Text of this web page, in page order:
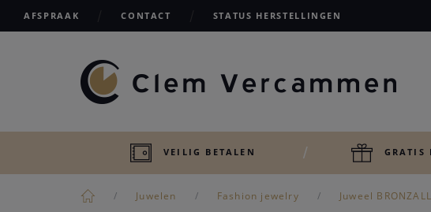
AFSPRAAK CONTACT STATUS HERSTELLINGEN
VEILIG BETALEN GRATIS
Juwelen Fashion jewelry Juweel